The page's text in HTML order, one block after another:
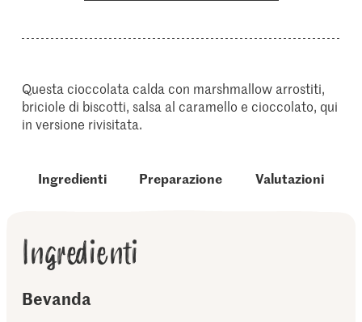
Questa cioccolata calda con marshmallow arrostiti,
briciole di biscotti, salsa al caramello e cioccolato, qui
in versione rivisitata.
Ingredienti Preparazione Valutazioni
Ingredienti
Bevanda